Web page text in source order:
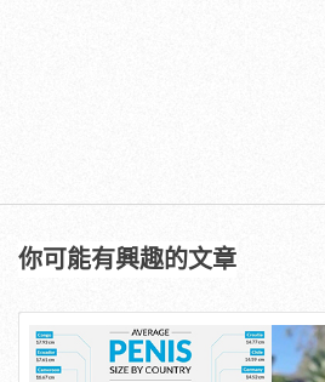
你可能有興趣的文章